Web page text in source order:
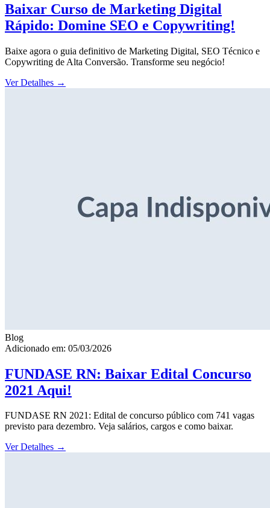
Baixar Curso de Marketing Digital
Rápido: Domine SEO e Copywriting!
Baixe agora o guia definitivo de Marketing Digital, SEO Técnico e
Copywriting de Alta Conversão. Transforme seu negócio!
Ver Detalhes →
Blog
Adicionado em: 05/03/2026
FUNDASE RN: Baixar Edital Concurso
2021 Aqui!
FUNDASE RN 2021: Edital de concurso público com 741 vagas
previsto para dezembro. Veja salários, cargos e como baixar.
Ver Detalhes →